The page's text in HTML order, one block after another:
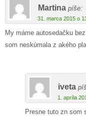
Martina píše:
31. marca 2015 o
My máme autosedačku
som neskúmala z akého
iveta
1. apríla
Presne tuto zn som